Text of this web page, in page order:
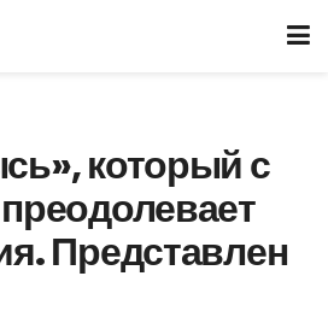
который с
Представлен